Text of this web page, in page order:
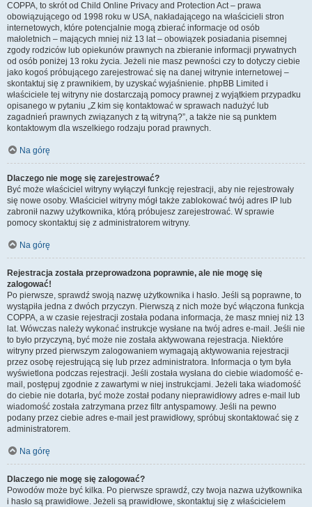
COPPA, to skrót od Child Online Privacy and Protection Act – prawa
obowiązującego od 1998 roku w USA, nakładającego na właścicieli stron
internetowych, które potencjalnie mogą zbierać informacje od osób
małoletnich – mających mniej niż 13 lat – obowiązek posiadania pisemnej
zgody rodziców lub opiekunów prawnych na zbieranie informacji prywatnych
od osób poniżej 13 roku życia. Jeżeli nie masz pewności czy to dotyczy ciebie
jako kogoś próbującego zarejestrować się na danej witrynie internetowej –
skontaktuj się z prawnikiem, by uzyskać wyjaśnienie. phpBB Limited i
właściciele tej witryny nie dostarczają pomocy prawnej z wyjątkiem przypadku
opisanego w pytaniu „Z kim się kontaktować w sprawach nadużyć lub
zagadnień prawnych związanych z tą witryną?”, a także nie są punktem
kontaktowym dla wszelkiego rodzaju porad prawnych.
Na górę
Dlaczego nie mogę się zarejestrować?
Być może właściciel witryny wyłączył funkcję rejestracji, aby nie rejestrowały
się nowe osoby. Właściciel witryny mógł także zablokować twój adres IP lub
zabronił nazwy użytkownika, którą próbujesz zarejestrować. W sprawie
pomocy skontaktuj się z administratorem witryny.
Na górę
Rejestracja została przeprowadzona poprawnie, ale nie mogę się
zalogować!
Po pierwsze, sprawdź swoją nazwę użytkownika i hasło. Jeśli są poprawne, to
wystąpiła jedna z dwóch przyczyn. Pierwszą z nich może być włączona funkcja
COPPA, a w czasie rejestracji została podana informacja, że masz mniej niż 13
lat. Wówczas należy wykonać instrukcje wysłane na twój adres e-mail. Jeśli nie
to było przyczyną, być może nie została aktywowana rejestracja. Niektóre
witryny przed pierwszym zalogowaniem wymagają aktywowania rejestracji
przez osobę rejestrującą się lub przez administratora. Informacja o tym była
wyświetlona podczas rejestracji. Jeśli została wysłana do ciebie wiadomość e-
mail, postępuj zgodnie z zawartymi w niej instrukcjami. Jeżeli taka wiadomość
do ciebie nie dotarła, być może został podany nieprawidłowy adres e-mail lub
wiadomość została zatrzymana przez filtr antyspamowy. Jeśli na pewno
podany przez ciebie adres e-mail jest prawidłowy, spróbuj skontaktować się z
administratorem.
Na górę
Dlaczego nie mogę się zalogować?
Powodów może być kilka. Po pierwsze sprawdź, czy twoja nazwa użytkownika
i hasło są prawidłowe. Jeżeli są prawidłowe, skontaktuj się z właścicielem